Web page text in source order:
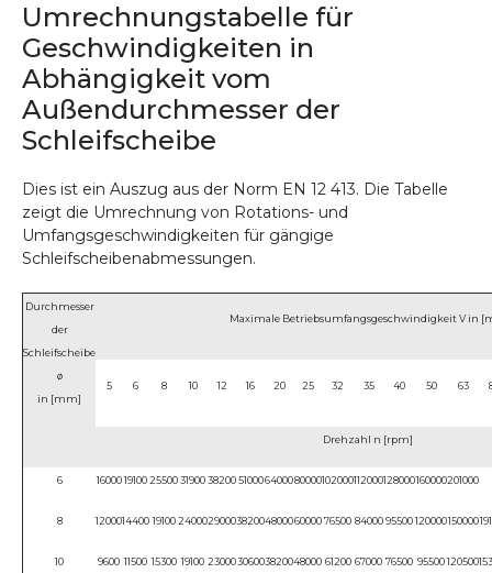
Umrechnungstabelle für
Geschwindigkeiten in
Abhängigkeit vom
Außendurchmesser der
Schleifscheibe
Dies ist ein Auszug aus der Norm EN 12 413. Die Tabelle
zeigt die Umrechnung von Rotations- und
Umfangsgeschwindigkeiten für gängige
Schleifscheibenabmessungen.
Durchmesser
der
Schleifscheibe
ø
in [mm]
Maximale Betriebsumfangsgeschwindigkeit V in
5 6 8 10 12 16 20 25 32 35 40 50 63
Drehzahl n [rpm]
6 16000 19100255003190038200510006400080000102000112000128000160000201000
8 1200014400 19100 2400029000382004800060000 76500 84000 95500120000150000
10 9600 11500 15300 19100 23000306003820048000 61200 67000 76500 95500120500